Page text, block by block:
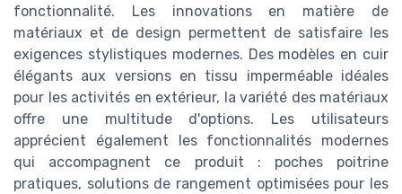
fonctionnalité. Les innovations en matière de
matériaux et de design permettent de satisfaire les
exigences stylistiques modernes. Des modèles en cuir
élégants aux versions en tissu imperméable idéales
pour les activités en extérieur, la variété des matériaux
offre une multitude d'options. Les utilisateurs
apprécient également les fonctionnalités modernes
qui accompagnent ce produit : poches poitrine
pratiques, solutions de rangement optimisées pour les